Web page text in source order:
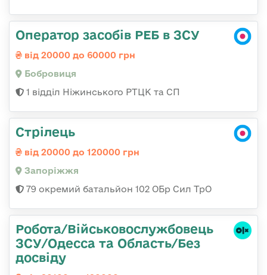
Оператор засобів РЕБ в ЗСУ
від 20000 до 60000 грн
Бобровиця
1 відділ Ніжинського РТЦК та СП
Стрілець
від 20000 до 120000 грн
Запоріжжя
79 окремий батальйон 102 ОБр Сил ТрО
Робота/Військовослужбовець
ЗСУ/Одесса та Область/Без
досвіду